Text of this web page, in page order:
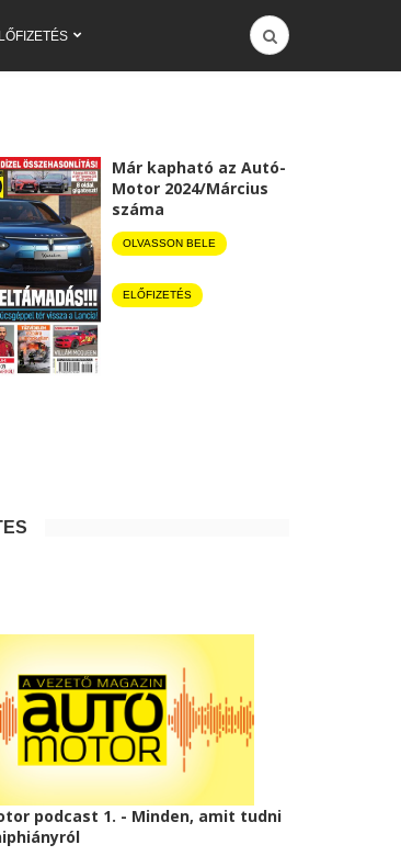
Már kapható az Autó-
Motor 2024/Március
száma
OLVASSON BELE
ELŐFIZETÉS
podcast 1. - Minden, amit tudni